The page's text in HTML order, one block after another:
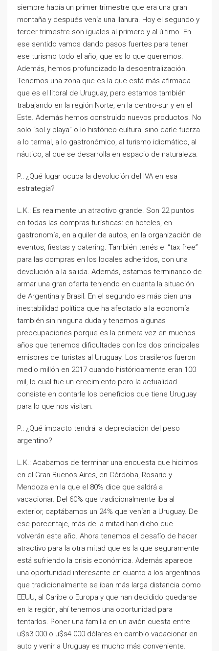
siempre había un primer trimestre que era una gran
montaña y después venía una llanura. Hoy el segundo y
tercer trimestre son iguales al primero y al último. En
ese sentido vamos dando pasos fuertes para tener
ese turismo todo el año, que es lo que queremos.
Además, hemos profundizado la descentralización.
Tenemos una zona que es la que está más afirmada
que es el litoral de Uruguay, pero estamos también
trabajando en la región Norte, en la centro-sur y en el
Este. Además hemos construido nuevos productos. No
solo “sol y playa” o lo histórico-cultural sino darle fuerza
a lo termal, a lo gastronómico, al turismo idiomático, al
náutico, al que se desarrolla en espacio de naturaleza.
P.: ¿Qué lugar ocupa la devolución del IVA en esa
estrategia?
L.K.: Es realmente un atractivo grande. Son 22 puntos
en todas las compras turísticas: en hoteles, en
gastronomía, en alquiler de autos, en la organización de
eventos, fiestas y catering. También tenés el “tax free”
para las compras en los locales adheridos, con una
devolución a la salida. Además, estamos terminando de
armar una gran oferta teniendo en cuenta la situación
de Argentina y Brasil. En el segundo es más bien una
inestabilidad política que ha afectado a la economía
también sin ninguna duda y tenemos algunas
preocupaciones porque es la primera vez en muchos
años que tenemos dificultades con los dos principales
emisores de turistas al Uruguay. Los brasileros fueron
medio millón en 2017 cuando históricamente eran 100
mil, lo cual fue un crecimiento pero la actualidad
consiste en contarle los beneficios que tiene Uruguay
para lo que nos visitan.
P.: ¿Qué impacto tendrá la depreciación del peso
argentino?
L.K.: Acabamos de terminar una encuesta que hicimos
en el Gran Buenos Aires, en Córdoba, Rosario y
Mendoza en la que el 80% dice que saldrá a
vacacionar. Del 60% que tradicionalmente iba al
exterior, captábamos un 24% que venían a Uruguay. De
ese porcentaje, más de la mitad han dicho que
volverán este año. Ahora tenemos el desafío de hacer
atractivo para la otra mitad que es la que seguramente
está sufriendo la crisis económica. Además aparece
una oportunidad interesante en cuanto a los argentinos
que tradicionalmente se iban más larga distancia como
EEUU, al Caribe o Europa y que han decidido quedarse
en la región, ahí tenemos una oportunidad para
tentarlos. Poner una familia en un avión cuesta entre
u$s3.000 o u$s4.000 dólares en cambio vacacionar en
auto y venir a Uruguay es mucho más conveniente.